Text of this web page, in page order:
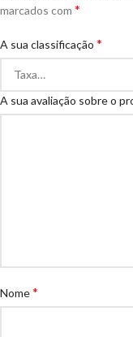
marcados com *
A sua classificação *
A sua avaliação sobre o
Nome*